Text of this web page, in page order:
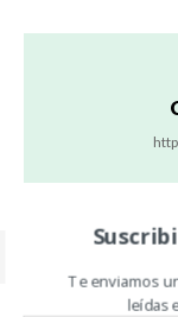
Te enviamos
leídas